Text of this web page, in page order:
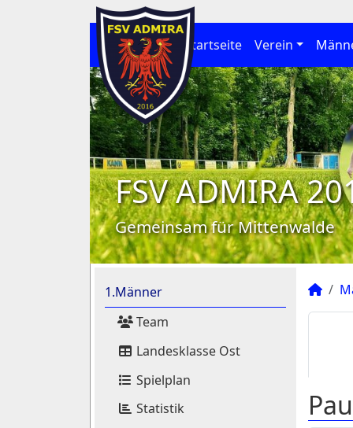
Startseite Verein
FSV ADMIRA
Gemeinsam für Mittenwalde
1.Männer
Team
Landesklasse Ost
Spielplan
Statistik